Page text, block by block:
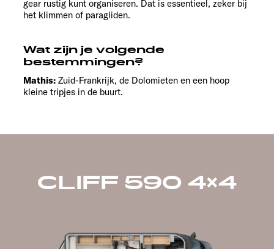
gear rustig kunt organiseren. Dat is essentieel, zeker bij
het klimmen of paragliden.
Wat zijn je volgende
bestemmingen?
Mathis: Zuid-Frankrijk, de Dolomieten en een hoop
kleine tripjes in de buurt.
CLIFF 590 4×4